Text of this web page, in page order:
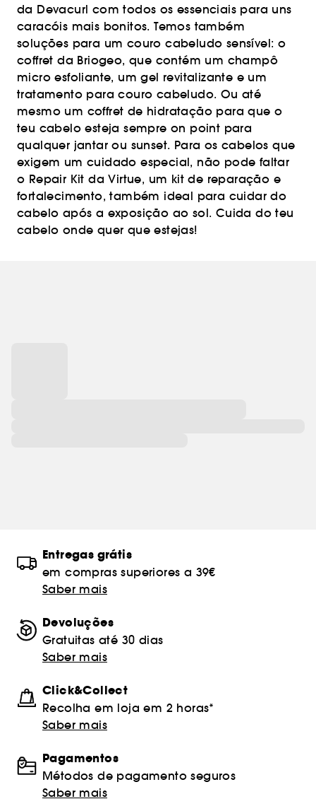
da Devacurl com todos os essenciais para uns
caracóis mais bonitos. Temos também
soluções para um couro cabeludo sensível: o
coffret da Briogeo, que contém um champô
micro esfoliante, um gel revitalizante e um
tratamento para couro cabeludo. Ou até
mesmo um coffret de hidratação para que o
teu cabelo esteja sempre on point para
qualquer jantar ou sunset. Para os cabelos que
exigem um cuidado especial, não pode faltar
o Repair Kit da Virtue, um kit de reparação e
fortalecimento, também ideal para cuidar do
cabelo após a exposição ao sol. Cuida do teu
cabelo onde quer que estejas!
Entregas grátis
em compras superiores a 39€
Saber mais
Devoluções
Gratuitas até 30 dias
Saber mais
Click&Collect
Recolha em loja em 2 horas*
Saber mais
Pagamentos
Métodos de pagamento seguros
Saber mais